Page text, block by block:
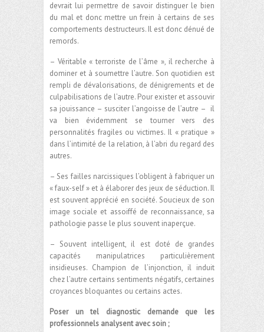
devrait lui permettre de savoir distinguer le bien
du mal et donc mettre un frein à certains de ses
comportements destructeurs. Il est donc dénué de
remords.
– Véritable « terroriste de l’âme », il recherche à
dominer et à soumettre l’autre. Son quotidien est
rempli de dévalorisations, de dénigrements et de
culpabilisations de l’autre. Pour exister et assouvir
sa jouissance – susciter l’angoisse de l’autre – il
va bien évidemment se tourner vers des
personnalités fragiles ou victimes. Il « pratique »
dans l’intimité de la relation, à l’abri du regard des
autres.
– Ses failles narcissiques l’obligent à fabriquer un
« faux-self » et à élaborer des jeux de séduction. Il
est souvent apprécié en société. Soucieux de son
image sociale et assoiffé de reconnaissance, sa
pathologie passe le plus souvent inaperçue.
– Souvent intelligent, il est doté de grandes
capacités manipulatrices particulièrement
insidieuses. Champion de l’injonction, il induit
chez l’autre certains sentiments négatifs, certaines
croyances bloquantes ou certains actes.
Poser un tel diagnostic demande que les
professionnels analysent avec soin ;